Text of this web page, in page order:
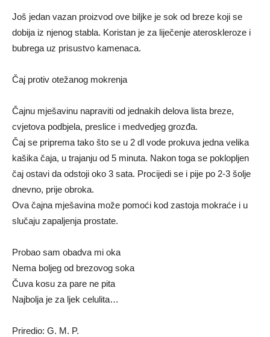
Još jedan vazan proizvod ove biljke je sok od breze koji se
dobija iz njenog stabla. Koristan je za liječenje ateroskleroze i
bubrega uz prisustvo kamenaca.
Čaj protiv otežanog mokrenja
Čajnu mješavinu napraviti od jednakih delova lista breze,
cvjetova podbjela, preslice i medvedjeg grozđa.
Čaj se priprema tako što se u 2 dl vode prokuva jedna velika
kašika čaja, u trajanju od 5 minuta. Nakon toga se poklopljen
čaj ostavi da odstoji oko 3 sata. Procijedi se i pije po 2-3 šolje
dnevno, prije obroka.
Ova čajna mješavina može pomoći kod zastoja mokraće i u
slučaju zapaljenja prostate.
Probao sam obadva mi oka
Nema boljeg od brezovog soka
Čuva kosu za pare ne pita
Najbolja je za ljek celulita…
Priredio: G. M. P.